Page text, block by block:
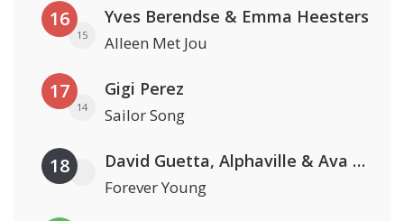
16
15
Yves Berendse & Emma Heesters
Alleen Met Jou
17
14
Gigi Perez
Sailor Song
18 David Guetta, Alphaville & Ava Max
Forever Young